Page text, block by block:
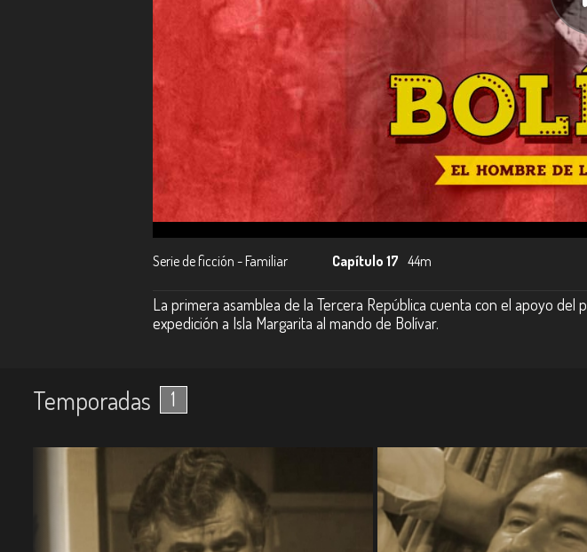
Serie de ficción - Familiar Capítulo 17 44m
La primera asamblea de la Tercera República cuenta con el apoyo
expedición a Isla Margarita al mando de Bolívar.
Temporadas 1